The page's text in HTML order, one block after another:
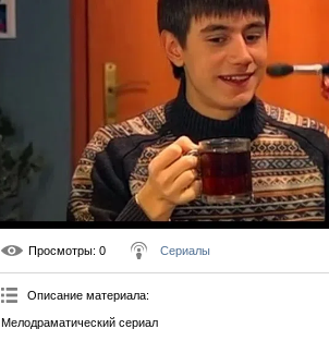
Просмотры: 0 Сериалы
Описание материала:
Мелодраматический сериал